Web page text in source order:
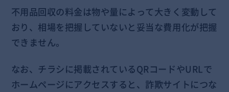
不用品回収の料金は物や量によって大きく変動して
おり、相場を把握していないと妥当な費用化が把握
できません。
なお、チラシに掲載されているQRコードやURLで
ホームページにアクセスすると、詐欺サイトにつな